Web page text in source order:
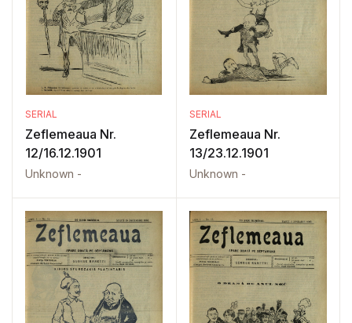
SERIAL
Zeflemeaua Nr.
12/16.12.1901
Unknown -
SERIAL
Zeflemeaua Nr.
13/23.12.1901
Unknown -